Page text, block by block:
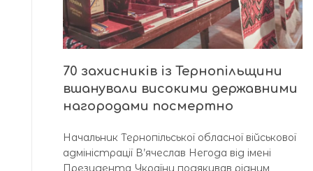
70 захисників із Тернопільщини
вшанували високими державними
нагородами посмертно
Начальник Тернопільської обласної військової
адміністрації В’ячеслав Негода від імені
Президента України подякував рідним